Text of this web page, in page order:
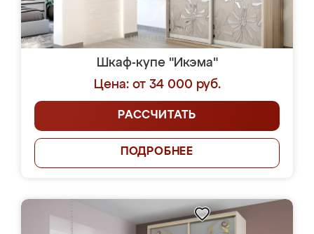
Шкаф-купе "Икэма"
Цена: от 34 000 руб.
РАССЧИТАТЬ
ПОДРОБНЕЕ